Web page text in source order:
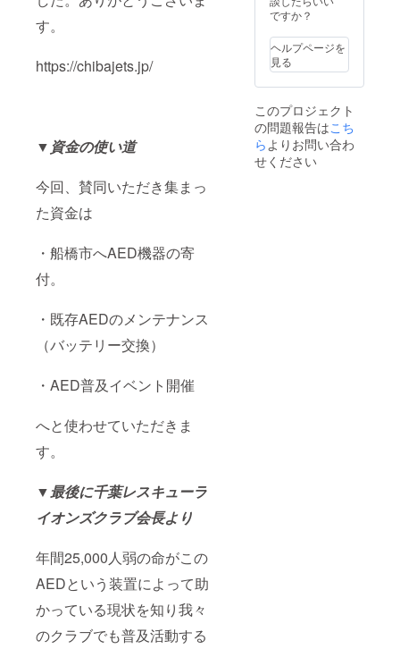
す。
https://chibajets.jp/
▼資金の使い道
今回、賛同いただき集まっ
た資金は
・船橋市へAED機器の寄
付。
・既存AEDのメンテナンス
（バッテリー交換）
・AED普及イベント開催
へと使わせていただきま
す。
▼最後に千葉レスキューラ
イオンズクラブ会長より
年間25,000人弱の命がこの
AEDという装置によって助
かっている現状を知り我々
のクラブでも普及活動する
ですか？
ヘルプページを
見る
このプロジェクト
の問題報告はこち
ら よりお問い合わ
せください